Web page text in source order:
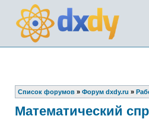
Список форумов » Форум dxdy.ru »
Математический